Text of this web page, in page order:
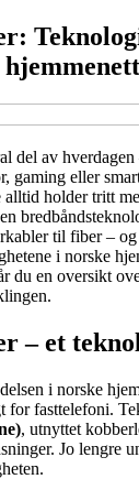
del av
gaming eller
holder tritt
til fiber –
i norske
du en oversikt
– et
i norske
for fasttelefoni.
, utnyttet
Jo lengre